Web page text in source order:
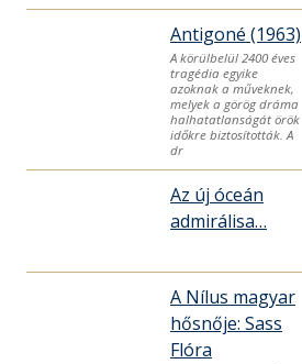
Antigoné (1963)
A körülbelül 2400 éves
tragédia egyike
azoknak a műveknek,
melyek a görög dráma
halhatatlanságát örök
időkre biztosították. A
dr
Az új óceán
admirálisa…
A Nílus magyar
hősnője: Sass
Flóra